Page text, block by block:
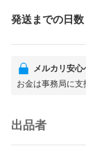
発送までの日数
メルカリ安
お金は事務局に
出品者